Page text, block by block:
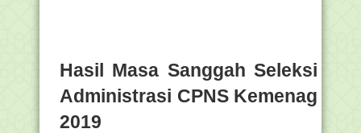
Hasil Masa Sanggah Seleksi
Administrasi CPNS Kemenag
2019